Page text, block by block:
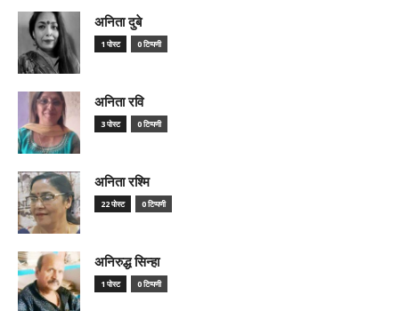
अनिता दुबे
1 पोस्ट 0 टिप्पणी
अनिता रवि
3 पोस्ट 0 टिप्पणी
अनिता रश्मि
22 पोस्ट 0 टिप्पणी
अनिरुद्ध सिन्हा
1 पोस्ट 0 टिप्पणी